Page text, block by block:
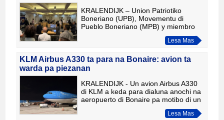
KRALENDIJK – Union Patriotiko
Boneriano (UPB), Movementu di
Pueblo Boneriano (MPB) y miembro
independiente Salma Serberie lo
forma hunto un coalicion di gobierno
ind
Lesa Mas
KLM Airbus A330 ta para na Bonaire: avion ta
warda pa piezanan
KRALENDIJK - Un avion Airbus A330
di KLM a keda para dialuna anochi na
aeropuerto di Bonaire pa motibo di un
defecto tecnico. E buelo KL767 a sali
di Aruba cu destino pa Amsterdam, cu
Lesa Mas